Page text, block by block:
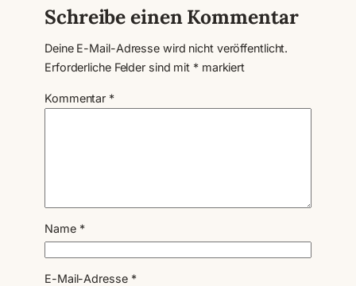
Schreibe einen Kommentar
Deine E-Mail-Adresse wird nicht veröffentlicht.
Erforderliche Felder sind mit *markiert
Kommentar *
Name *
E-Mail-Adresse *